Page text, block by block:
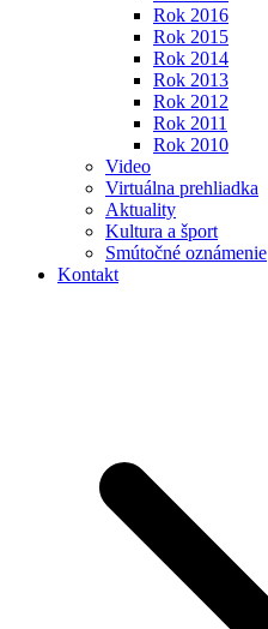
Rok 2016
Rok 2015
Rok 2014
Rok 2013
Rok 2012
Rok 2011
Rok 2010
Video
Virtuálna prehliadka
Aktuality
Kultura a šport
Smútočné oznámenie
Kontakt